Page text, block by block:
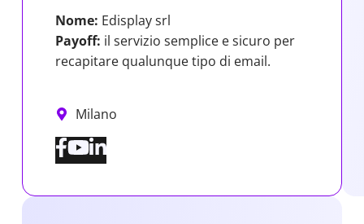
Nome: Edisplay srl
Payoff: il servizio semplice e sicuro per
recapitare qualunque tipo di email.
Milano